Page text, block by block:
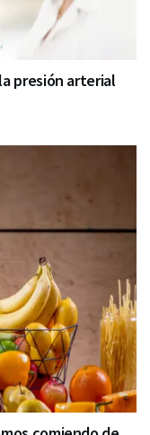
presión arterial